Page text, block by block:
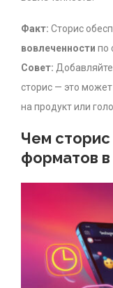
Факт: Сторис
вовлеченности по
Совет:
сторис — это
на продукт или
Чем сторис
форматов